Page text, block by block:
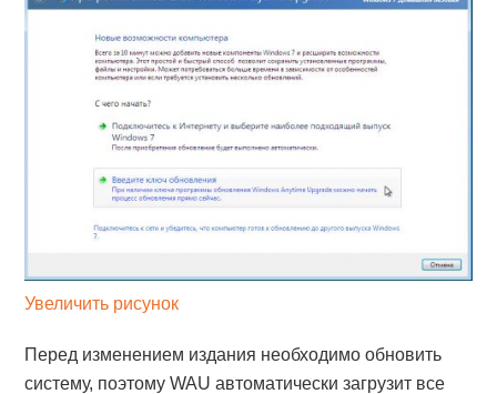
Увеличить рисунок
Перед изменением издания необходимо обновить
систему, поэтому WAU автоматически загрузит все